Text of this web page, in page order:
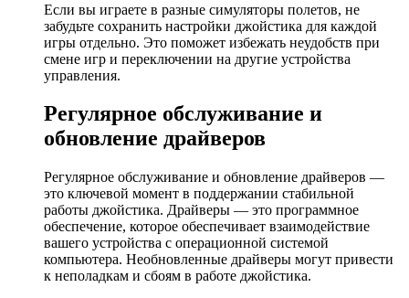
Если вы играете в разные симуляторы полетов, не
забудьте сохранить настройки джойстика для каждой
игры отдельно. Это поможет избежать неудобств при
смене игр и переключении на другие устройства
управления.
Регулярное обслуживание и
обновление драйверов
Регулярное обслуживание и обновление драйверов —
это ключевой момент в поддержании стабильной
работы джойстика. Драйверы — это программное
обеспечение, которое обеспечивает взаимодействие
вашего устройства с операционной системой
компьютера. Необновленные драйверы могут привести
к неполадкам и сбоям в работе джойстика.